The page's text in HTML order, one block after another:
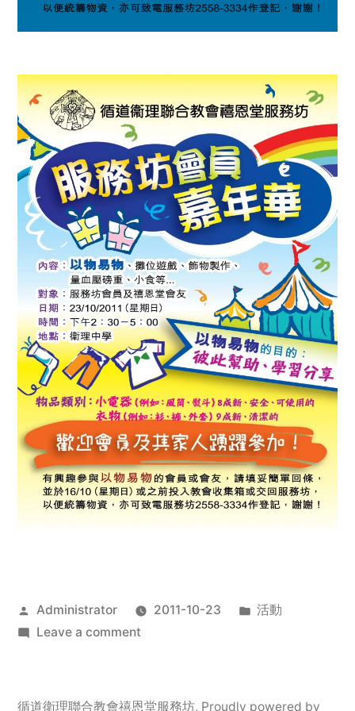
Posted
by
Administrator 2011-10-23
Posted
活動
Leave a commenton
服
循道衛理聯合教會禧恩堂服務坊, Proudly powered by